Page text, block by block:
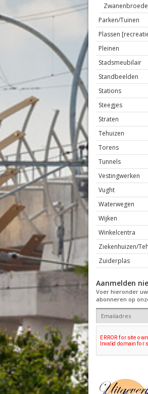
Parken/Tuinen
Plassen
Pleinen
Stadsmeubilair
Standbeelden
Stations
Steegjes
Straten
Tehuizen
Torens
Tunnels
Vestingwerken
Vught
Waterwegen
Wijken
Winkelcentra
Ziekenhuizen/
Zuiderplas
Aanmelden
Voer hieronder
abonneren op